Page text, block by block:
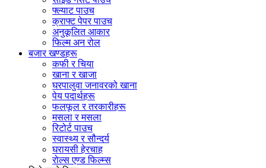
फ्ल्याट पाउच
क्राफ्ट पेपर पाउच
अनुकूलित आकार
फिल्म अन रोल
बजार खण्डहरू
कफी र चिया
खाना र खाजा
घरपालुवा जनावरको खाना
पेय पदार्थहरू
फलफूल र तरकारीहरू
मसला र मसला
रिटोर्ट पाउच
स्वास्थ्य र सौन्दर्य
घरायसी हेरचाह
रोल्स एण्ड फिल्म्स